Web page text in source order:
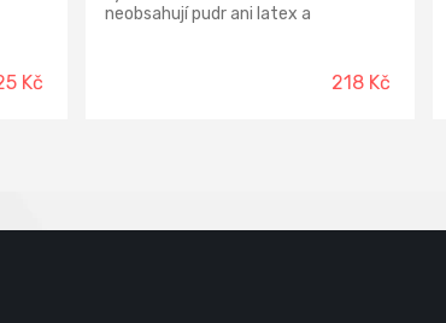
Kč
neobsahují pudr ani latex a
218 Kč